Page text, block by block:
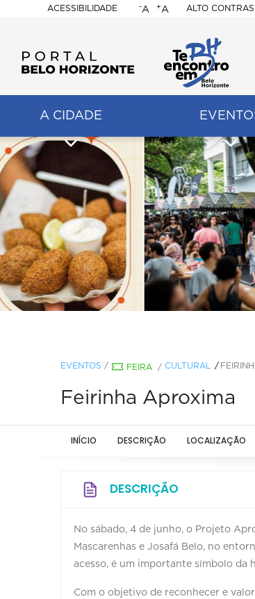
ACESSIBILIDADE
BELO
HORIZONTE
-A +A ALTO
A CIDADE
EVENTOS / FEIRA / CULTURAL
Feirinha Aproxima
INÍCIO DESCRIÇÃO LOCALIZAÇÃO
DESCRIÇÃO
No sábado, 4 de junho, o Projeto
Mascarenhas e Josafá Belo, no
acesso, é um importante símbolo da
Com o objetivo de reconhecer e